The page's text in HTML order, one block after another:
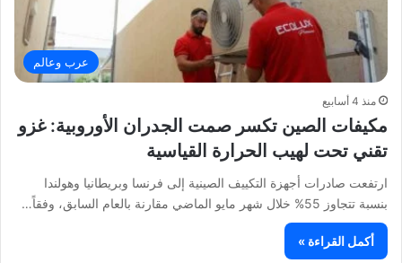
عرب وعالم
منذ 4 أسابيع
مكيفات الصين تكسر صمت الجدران الأوروبية: غزو
تقني تحت لهيب الحرارة القياسية
ارتفعت صادرات أجهزة التكييف الصينية إلى فرنسا وبريطانيا وهولندا
بنسبة تتجاوز 55% خلال شهر مايو الماضي مقارنة بالعام السابق، وفقاً…
أكمل القراءة »